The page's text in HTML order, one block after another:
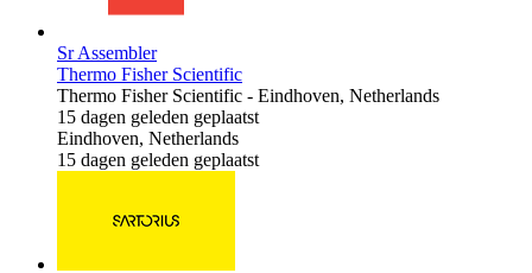
Sr Assembler
Thermo Fisher Scientific
Thermo Fisher Scientific - Eindhoven, Netherlands
15 dagen geleden geplaatst
Eindhoven, Netherlands
15 dagen geleden geplaatst